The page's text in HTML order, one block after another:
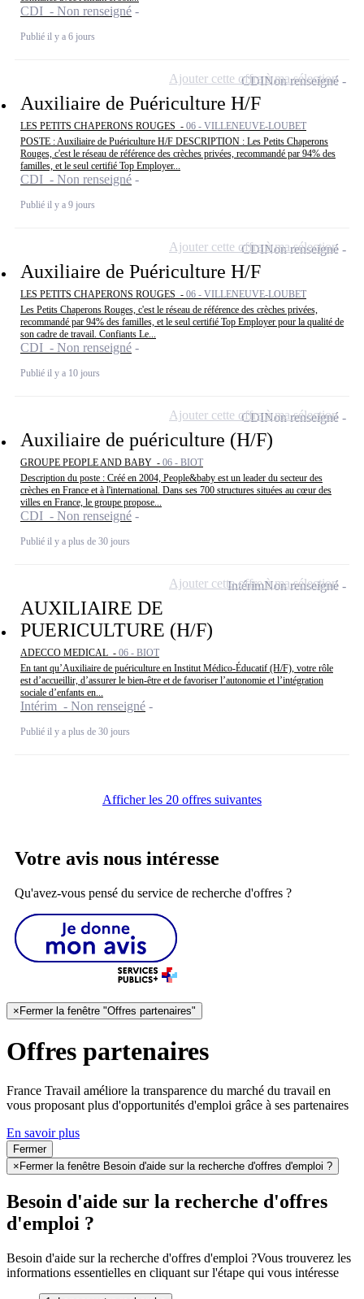
CDI - Non renseigné
Publié il y a 6 jours
Auxiliaire de Puériculture H/F
LES PETITS CHAPERONS ROUGES - 06 - VILLENEUVE-LOUBET
POSTE : Auxiliaire de Puériculture H/F DESCRIPTION : Les Petits Chaperons
Rouges, c'est le réseau de référence des crèches privées, recommandé par 94% des
familles, et le seul certifié Top Employer...
CDI - Non renseigné
Publié il y a 9 jours
CDINon renseigné
Ajouter cette offre à ma sélection
Auxiliaire de Puériculture H/F
LES PETITS CHAPERONS ROUGES - 06 - VILLENEUVE-LOUBET
Les Petits Chaperons Rouges, c'est le réseau de référence des crèches privées,
recommandé par 94% des familles, et le seul certifié Top Employer pour la qualité de
son cadre de travail. Confiants Le...
CDI - Non renseigné
Publié il y a 10 jours
CDINon renseigné
Ajouter cette offre à ma sélection
Auxiliaire de puériculture (H/F)
GROUPE PEOPLE AND BABY - 06 - BIOT
Description du poste : Créé en 2004, People&baby est un leader du secteur des
crèches en France et à l'international. Dans ses 700 structures situées au cœur des
villes en France, le groupe propose...
CDI - Non renseigné
Publié il y a plus de 30 jours
CDINon renseigné
Ajouter cette offre à ma sélection
AUXILIAIRE DE
PUERICULTURE (H/F)
ADECCO MEDICAL - 06 - BIOT
En tant qu’Auxiliaire de puériculture en Institut Médico-Éducatif (H/F), votre rôle
est d’accueillir, d’assurer le bien-être et de favoriser l’autonomie et l’intégration
sociale d’enfants en...
Intérim - Non renseigné
Publié il y a plus de 30 jours
IntérimNon renseigné
Ajouter cette offre à ma sélection
Afficher les 20 offres suivantes
Votre avis nous intéresse
Qu'avez-vous pensé du service de recherche d'offres ?
×Fermer la fenêtre "Offres partenaires"
Offres partenaires
France Travail améliore la transparence du marché du travail en
vous proposant plus d'opportunités d'emploi grâce à ses partenaires
En savoir plus
Fermer
× Fermer la fenêtre Besoin d'aide sur la recherche d'offres d'emploi ?
Besoin d'aide sur la recherche d'offres
d'emploi ?
Besoin d'aide sur la recherche d'offres d'emploi ?Vous trouverez les
informations essentielles en cliquant sur l'étape qui vous intéresse